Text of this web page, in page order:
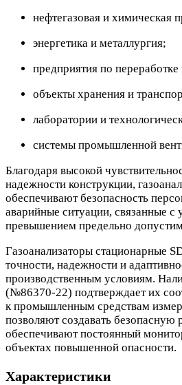
нефтегазовая и химическая
энергетика и металлургия;
предприятия по переработке
объекты хранения и
лаборатории и
системы промышленной
Благодаря высокой
надежности конструкции,
обеспечивают безопасность
аварийные ситуации, связанные с
превышением предельно
Газоанализаторы стационарные
точности, надежности и
производственным условиям.
(№86370-22) подтверждает их
к промышленным средствам
позволяют создавать
обеспечивают постоянный
объектах повышенной опасности.
Характеристики